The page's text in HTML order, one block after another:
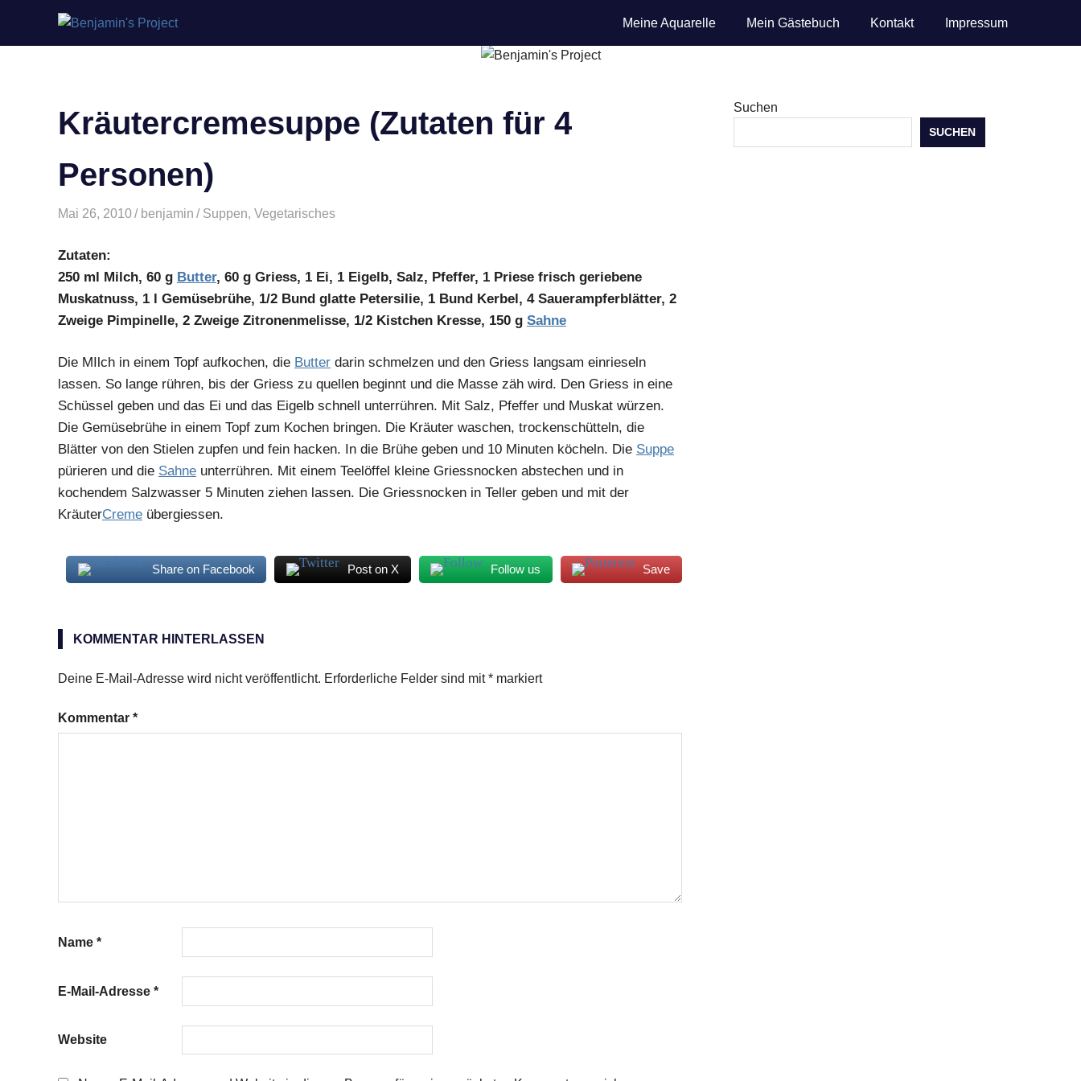
Meine Aquarelle Mein Gästebuch Kontakt Impressum
Kräutercremesuppe (Zutaten für 4
Personen)
Mai 26, 2010 benjamin Suppen,Vegetarisches
Zutaten:
250 ml Milch, 60 g Butter, 60 g Griess, 1 Ei, 1 Eigelb, Salz, Pfeffer, 1 Priese frisch geriebene
Muskatnuss, 1 l Gemüsebrühe, 1/2 Bund glatte Petersilie, 1 Bund Kerbel, 4 Sauerampferblätter, 2
Zweige Pimpinelle, 2 Zweige Zitronenmelisse, 1/2 Kistchen Kresse, 150 g Sahne
Die MIlch in einem Topf aufkochen, die Butter darin schmelzen und den Griess langsam einrieseln
lassen. So lange rühren, bis der Griess zu quellen beginnt und die Masse zäh wird. Den Griess in eine
Schüssel geben und das Ei und das Eigelb schnell unterrühren. Mit Salz, Pfeffer und Muskat würzen.
Die Gemüsebrühe in einem Topf zum Kochen bringen. Die Kräuter waschen, trockenschütteln, die
Blätter von den Stielen zupfen und fein hacken. In die Brühe geben und 10 Minuten köcheln. Die Suppe
pürieren und die Sahne unterrühren. Mit einem Teelöffel kleine Griessnocken abstechen und in
kochendem Salzwasser 5 Minuten ziehen lassen. Die Griessnocken in Teller geben und mit der
KräuterCreme übergiessen.
Share on Facebook Post on X Follow us Save
Kräuter
Petersilie
Sauerampfer
KOMMENTAR HINTERLASSEN
Deine E-Mail-Adresse wird nicht veröffentlicht. Erforderliche Felder sind mit* markiert
Kommentar *
Name *
E-Mail-Adresse *
Website
Suchen
SUCHEN